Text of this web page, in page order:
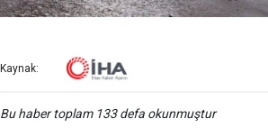
Kaynak:
Bu haber toplam 133 defa okunmuştur